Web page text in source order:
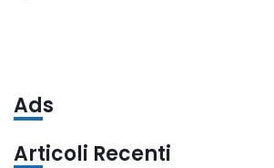
Ads
Articoli Recenti